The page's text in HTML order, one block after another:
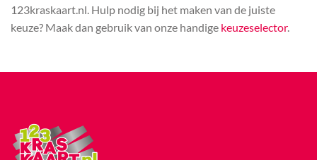
123kraskaart.nl. Hulp nodig bij het maken van de juiste
keuze? Maak dan gebruik van onze handige keuzeselector.